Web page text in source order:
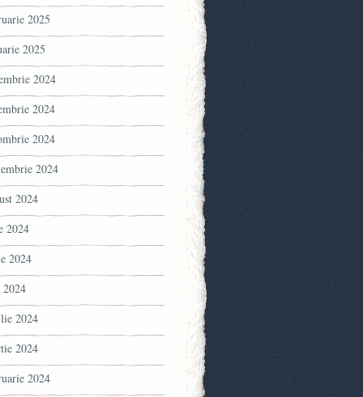
2025
2025
2024
2024
2024
2024
2024
2024
2024
2024
2024
2024